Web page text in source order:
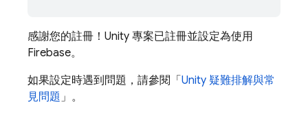
感謝您的註冊！Unity 專案已註冊並設定為使用
Firebase。
如果設定時遇到問題，請參閱「 Unity 疑難排解與常
見問題」。